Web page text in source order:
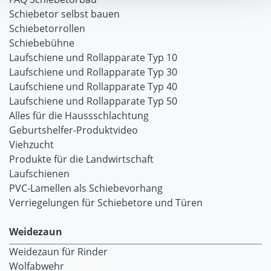
Schiebetor selbst bauen
Schiebetorrollen
Schiebebühne
Laufschiene und Rollapparate Typ 10
Laufschiene und Rollapparate Typ 30
Laufschiene und Rollapparate Typ 40
Laufschiene und Rollapparate Typ 50
Alles für die Haussschlachtung
Geburtshelfer-Produktvideo
Viehzucht
Produkte für die Landwirtschaft
Laufschienen
PVC-Lamellen als Schiebevorhang
Verriegelungen für Schiebetore und Türen
Weidezaun
Weidezaun für Rinder
Wolfabwehr